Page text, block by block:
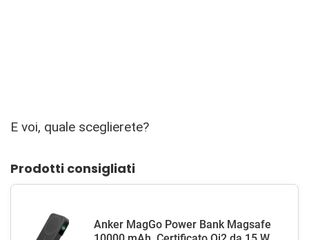
E voi, quale sceglierete?
Prodotti consigliati
Anker MagGo Power Bank Magsafe